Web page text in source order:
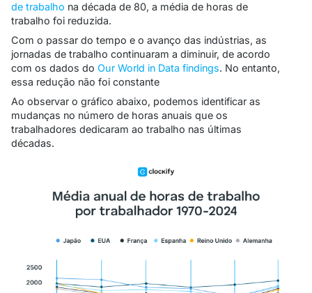
de trabalho na década de 80, a média de horas de
trabalho foi reduzida.
Com o passar do tempo e o avanço das indústrias, as
jornadas de trabalho continuaram a diminuir, de acordo
com os dados do Our World in Data findings. No entanto,
essa redução não foi constante
Ao observar o gráfico abaixo, podemos identificar as
mudanças no número de horas anuais que os
trabalhadores dedicaram ao trabalho nas últimas
décadas.